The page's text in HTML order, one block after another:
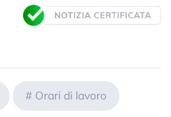
# Orari di lavoro